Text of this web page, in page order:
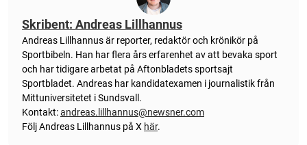
Skribent: Andreas Lillhannus
Andreas Lillhannus är reporter, redaktör och krönikör på
Sportbibeln. Han har flera års erfarenhet av att bevaka sport
och har tidigare arbetat på Aftonbladets sportsajt
Sportbladet. Andreas har kandidatexamen i journalistik från
Mittuniversitetet i Sundsvall.
Kontakt:andreas.lillhannus@newsner.com
Följ Andreas Lillhannus på X här.